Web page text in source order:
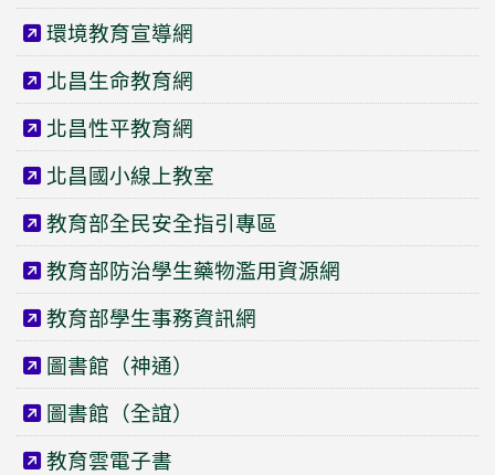
環境教育宣導網
北昌生命教育網
北昌性平教育網
北昌國小線上教室
教育部全民安全指引專區
教育部防治學生藥物濫用資源網
教育部學生事務資訊網
圖書館（神通）
圖書館（全誼）
教育雲電子書